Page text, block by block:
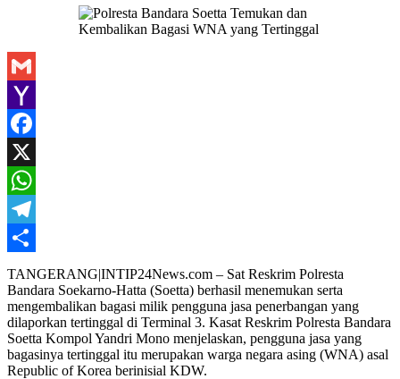
Gmail
Yahoo
Mail
Facebook
X
WhatsApp
Telegram
Share
TANGERANG|INTIP24News.com – Sat Reskrim Polresta
Bandara Soekarno-Hatta (Soetta) berhasil menemukan serta
mengembalikan bagasi milik pengguna jasa penerbangan yang
dilaporkan tertinggal di Terminal 3. Kasat Reskrim Polresta Bandara
Soetta Kompol Yandri Mono menjelaskan, pengguna jasa yang
bagasinya tertinggal itu merupakan warga negara asing (WNA) asal
Republic of Korea berinisial KDW.